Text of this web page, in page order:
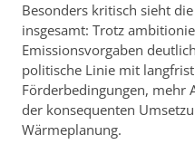
Besonders kritisch sieht
insgesamt: Trotz
Emissionsvorgaben
politische Linie mit
Förderbedingungen, mehr
der konsequenten
Wärmeplanung.